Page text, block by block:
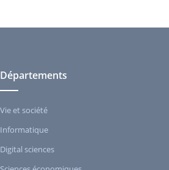
Départements
Vie et société
Informatique
Digital sciences